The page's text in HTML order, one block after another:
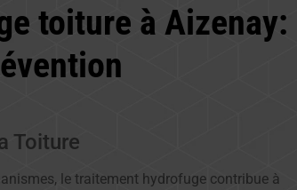
toiture à Aizenay:
Toiture
le traitement hydrofuge contribue à